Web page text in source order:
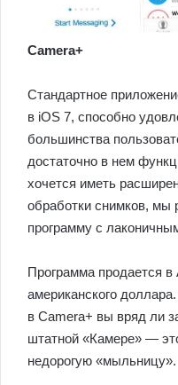
Camera+
Стандартное
в iOS 7, способно
большинства
достаточно в нем
хочется иметь
обработки снимков, мы
программу с
Программа продается в
американского
в Camera+ вы вряд ли
штатной «Камере» —
недорогую «мыльницу».